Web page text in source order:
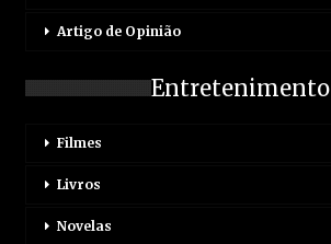
Artigo de Opinião
Entretenimento
Filmes
Livros
Novelas